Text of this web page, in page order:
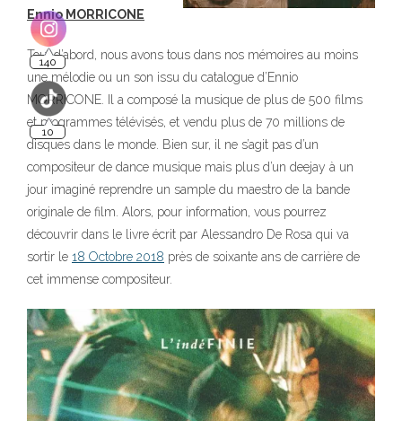
Ennio MORRICONE
Tout d’abord, nous avons tous dans nos mémoires au moins
une mélodie ou un son issu du catalogue d’Ennio
MORRICONE. Il a composé la musique de plus de 500 films
et programmes télévisés, et vendu plus de 70 millions de
disques dans le monde. Bien sur, il ne s’agit pas d’un
compositeur de dance musique mais plus d’un deejay à un
jour imaginé reprendre un sample du maestro de la bande
originale de film. Alors, pour information, vous pourrez
découvrir dans le livre écrit par Alessandro De Rosa qui va
sortir le 18 Octobre 2018 près de soixante ans de carrière de
cet immense compositeur.